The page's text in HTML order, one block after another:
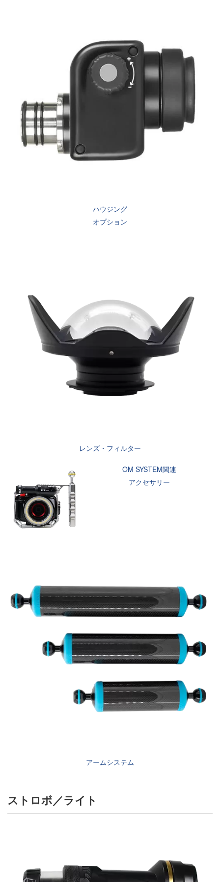
ハウジング
オプション
レンズ・フィルター
OM SYSTEM関連
アクセサリー
アームシステム
ストロボ／ライト